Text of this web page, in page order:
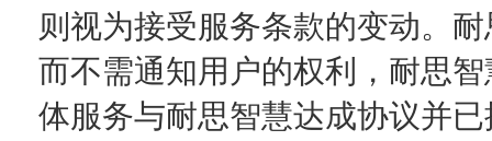
则视为接受服务条款的变动。
而不需通知用户的权利，耐思
体服务与耐思智慧达成协议并